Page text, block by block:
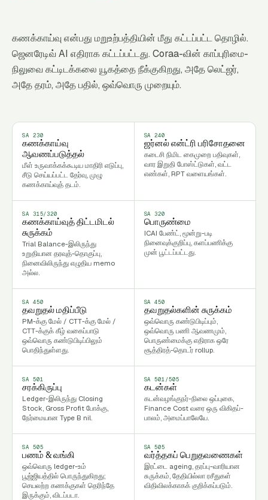
கணக்காய்வு என்பது மறுஉற்பத்தியின் மீது கட்டப்பட்ட தொழில்.
ஜெனரேடிவ் AI எதிராக கட்டப்பட்டது. Coraa-வின் காப்புரிமை-
நிலுவை கட்டிடக்கலை யூகத்தை நீக்குகிறது, அதே லெட்ஜர்,
அதே தரம், அதே பதில், ஒவ்வொரு முறையும்.
SA 230
கணக்காய்வு
ஆவணப்படுத்தல்
மீள் உருவாக்கக்கூடிய மாதிரி எடுப்பு,
சீடு செய்யப்பட்ட தேர்வு, முழு
கணக்காய்வுத் தடம்.
SA 240
ஜர்னல் என்ட்ரி பரிசோதனை
கடைசி நிமிட கைமுறை பதிவுகள்,
வார இறுதி போஸ்ட்டுகள், வட்ட
எண்கள், RPT வளையங்கள்.
SA 315/320
கணக்காய்வுத் திட்டமிடல்
சுருக்கம்
Trial Balance-இலிருந்து
உறுதியான தரவுத்-தொகுப்பு,
நினைவிலிருந்து எழுதிய memo
அல்ல.
SA 320
பொருண்மை
ICAI பேண்ட், மூன்று-படி
நினைவுக்குறிப்பு, களப்பணிக்கு
முன் பூட்டப்பட்டது.
SA 450
தவறுதல் மதிப்பீடு
PM-க்கு மேல் / CTT-க்கு மேல் /
CTT-க்குக் கீழ் வகைப்பாடு
ஒவ்வொரு கண்டுபிடிப்பிலும்
பொதிந்துள்ளது.
SA 450
தவறுதல்களின் சுருக்கம்
ஒவ்வொரு கண்டுபிடிப்பும்,
ஒவ்வொரு பணி ஆவணமும்,
பொருண்மைக்கு எதிராக ஒரே
சூத்திரத்-தொடர் rollup.
SA 501
சரக்கிருப்பு
Ledger-இலிருந்து Closing
Stock, Gross Profit போக்கு,
நேர்மையான Type B nil.
SA 501/505
கடன்கள்
கடன்வழங்குநர்-நிலை ஒப்புகை,
Finance Cost வரை ஒரு விகிதப்-
பாலம், அமைப்பாலேயே.
SA 505
பணம் & வங்கி
ஒவ்வொரு ledger-உம்
பூஜ்ஜியத்தில் பொருந்துகிறது;
செயலற்ற கணக்குகள் தெரிந்தே
இருக்கும், விடப்படா.
SA 505
வர்த்தகப் பெறுதவணைகள்
இரட்டை ageing, தரப்பு-வாரியான
சுருக்கம், தேதியில்லா ரசீதுகள்
விதிவிலக்காகக் குறிக்கப்படும்.